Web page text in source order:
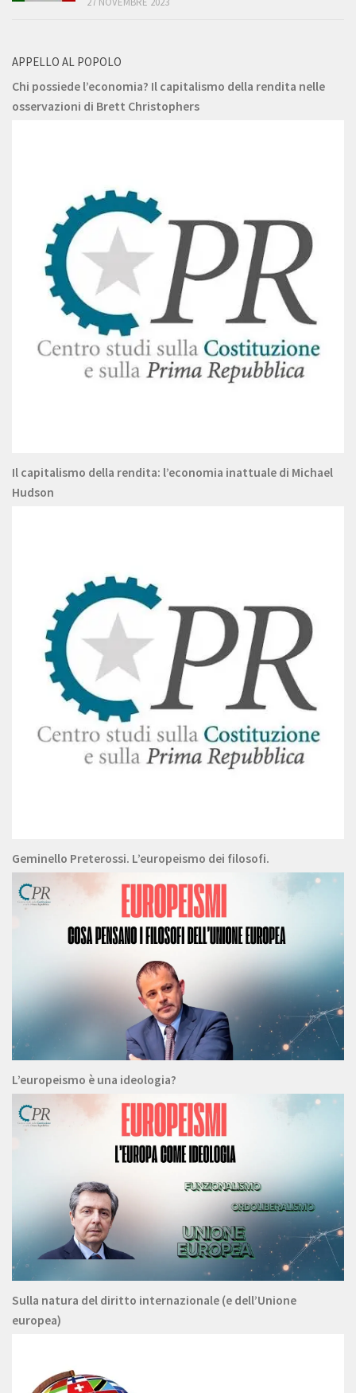
APPELLO AL POPOLO
Chi possiede l’economia? Il capitalismo della rendita nelle
osservazioni di Brett Christophers
Il capitalismo della rendita: l’economia inattuale di Michael
Hudson
Geminello Preterossi. L’europeismo dei filosofi.
L’europeismo è una ideologia?
Sulla natura del diritto internazionale (e dell’Unione
europea)